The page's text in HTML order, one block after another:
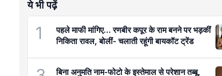
ये भी पढ़ें
1
पहले माफी मांगिए… रणबीर कपूर के राम बनने पर भड़कीं
निकिता रावल, बोलीं- चलाती रहूंगी बायकॉट ट्रेंड
बिना अनुमति नाम-फोटो के इस्तेमाल से परेशान तब्बू,